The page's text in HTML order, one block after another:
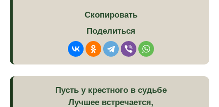
Скопировать
Поделиться
Пусть у крестного в судьбе
Лучшее встречается,